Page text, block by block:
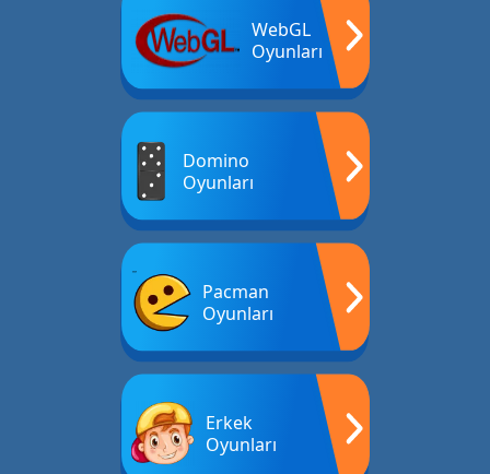
WebGL
Oyunları
Domino
Oyunları
Pacman
Oyunları
Erkek
Oyunları